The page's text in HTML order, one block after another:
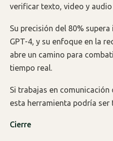
verificar texto, video y
Su precisión del 80%
GPT-4, y su enfoque en la
abre un camino para
tiempo real.
Si trabajas en comunicación
esta herramienta podría ser
Cierre